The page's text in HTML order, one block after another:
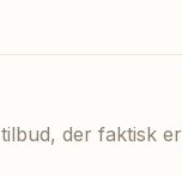
der faktisk